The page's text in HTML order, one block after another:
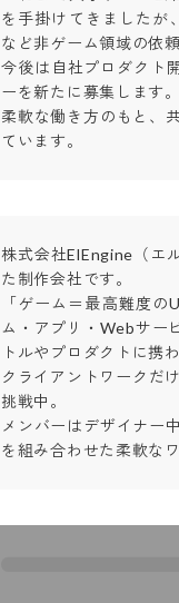
を手掛けてきましたが
など非ゲーム領域の依頼
今後は自社プロダクト
ーを新たに募集します。
柔軟な働き方のもと、
ています。
株式会社ElEngine（エ
た制作会社です。
「ゲーム＝最高難度
ム・アプリ・Webサー
トルやプロダクトに携
クライアントワークだ
挑戦中。
メンバーはデザイナー
を組み合わせた柔軟な